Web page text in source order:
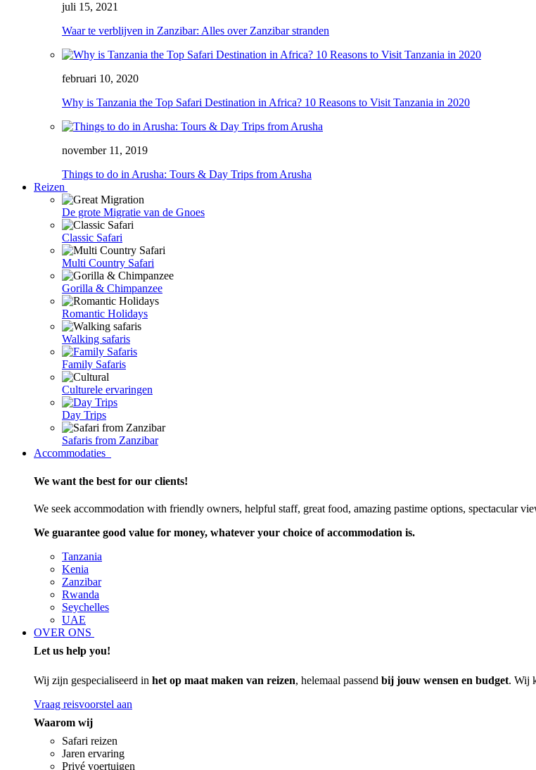
juli 15, 2021
Waar te verblijven in Zanzibar: Alles over Zanzibar stranden
februari 10, 2020
Why is Tanzania the Top Safari Destination in Africa? 10 Reasons to Visit Tanzania in 2020
november 11, 2019
Things to do in Arusha: Tours & Day Trips from Arusha
Reizen
De grote Migratie van de Gnoes
Classic Safari
Multi Country Safari
Gorilla & Chimpanzee
Romantic Holidays
Walking safaris
Family Safaris
Culturele ervaringen
Day Trips
Safaris from Zanzibar
Accommodaties
We want the best for our clients!
We seek accommodation with friendly owners, helpful staff, great food, amazing pastime options, spectacular
We guarantee good value for money, whatever your choice of accommodation is.
Tanzania
Kenia
Zanzibar
Rwanda
Seychelles
UAE
OVER ONS
Let us help you!
Wij zijn gespecialiseerd in het op maat maken van reizen, helemaal passend bij jouw wensen en budget. Wij
Vraag reisvoorstel aan
Waarom wij
Safari reizen
Jaren ervaring
Privé voertuigen